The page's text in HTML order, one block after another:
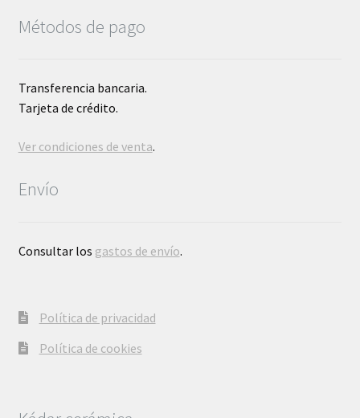
Métodos de pago
Transferencia bancaria.
Tarjeta de crédito.
Ver condiciones de venta.
Envío
Consultar los gastos de envío.
Política de privacidad
Política de cookies